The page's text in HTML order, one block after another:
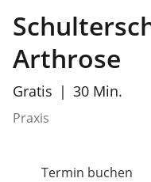
Arthrose
Gratis 30 Min.
Praxis
Termin buchen